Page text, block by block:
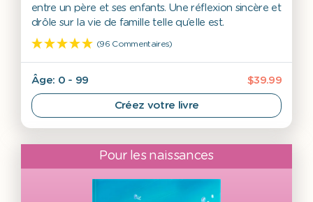
entre un père et ses enfants. Une réflexion sincère et
drôle sur la vie de famille telle qu’elle est.
(96 Commentaires)
$39.99
Âge: 0 - 99
Créez votre livre
Pour les naissances